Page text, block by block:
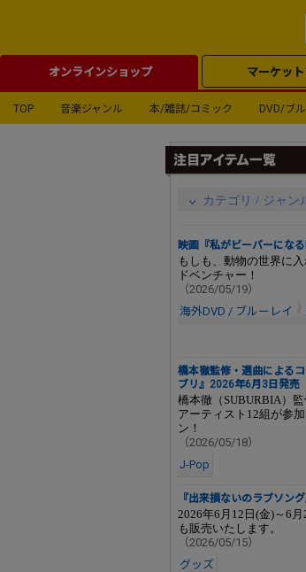
オンラインショップ マーケッ
TOP 音楽ジャンル 本/雑誌/コミック DVD/ブ
カテゴリ / ジャン
映画『私がビーバーにな
もしも、動物の世界に
ドベンチャー！
（2026/05/19）
海外DVD / ブルーレイ
橋本徹監修・選曲による
ブリ』2026年6月3日発売
橋本徹（SUBURBIA）
アーティスト12組が参
ン！
（2026/05/18）
J-Pop
『出来損ないのラブソン
2026年6月12日(金)～6
も販売いたします。
（2026/05/15）
グッズ